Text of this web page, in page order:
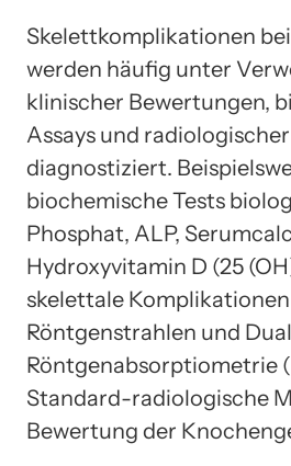
Skelettkomplikationen
werden häufig unter
klinischer Bewertungen,
Assays und
diagnostiziert.
biochemische Tests
Phosphat, ALP,
Hydroxyvitamin D (25
skelettale
Röntgenstrahlen und
Röntgenabsorptiometrie
Standard-radiologische
Bewertung der